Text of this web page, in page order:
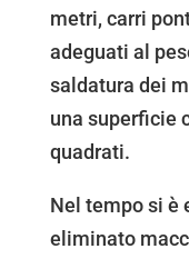
metri, carri
adeguati al
saldatura dei
una superficie
quadrati.
Nel tempo si è
eliminato